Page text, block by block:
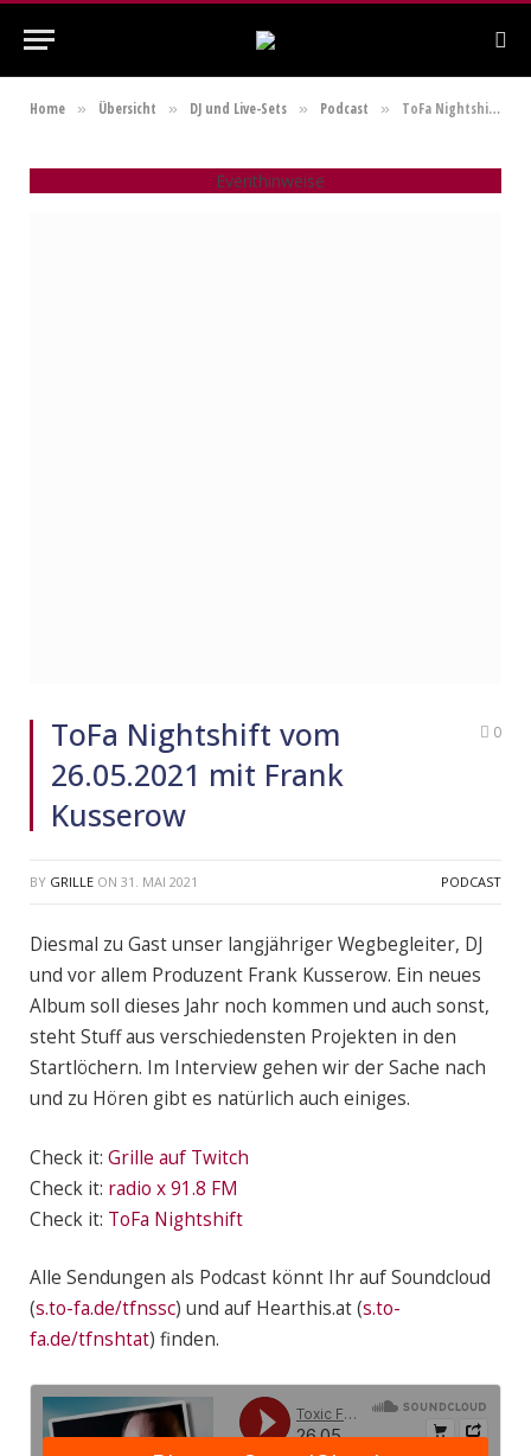
Home » Übersicht » DJ und Live-Sets » Podcast » ToFa Nightshift vom 26.05.2021 mit Frank Kusserow
Eventhinweise
ToFa Nightshift vom
26.05.2021 mit Frank
Kusserow
0
BY GRILLE ON 31. MAI 2021 PODCAST
Diesmal zu Gast unser langjähriger Wegbegleiter, DJ
und vor allem Produzent Frank Kusserow. Ein neues
Album soll dieses Jahr noch kommen und auch sonst,
steht Stuff aus verschiedensten Projekten in den
Startlöchern. Im Interview gehen wir der Sache nach
und zu Hören gibt es natürlich auch einiges.
Check it: Grille auf Twitch
Check it: radio x 91.8 FM
Check it: ToFa Nightshift
Alle Sendungen als Podcast könnt Ihr auf Soundcloud
(s.to-fa.de/tfnssc) und auf Hearthis.at (s.to-
fa.de/tfnshtat) finden.